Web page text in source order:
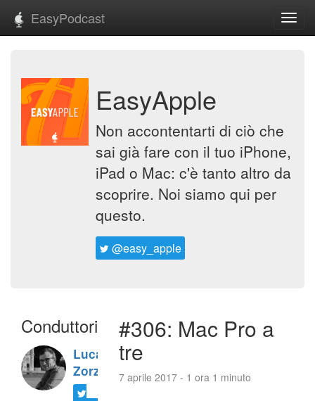
EasyPodcast
EasyApple
Non accontentarti di ciò che
sai già fare con il tuo iPhone,
iPad o Mac: c'è tanto altro da
scoprire. Noi siamo qui per
questo.
@easy_apple
Conduttori
Luca
Zorzi
#306: Mac Pro a
tre
7 aprile 2017 - 1 ora 1 minuto